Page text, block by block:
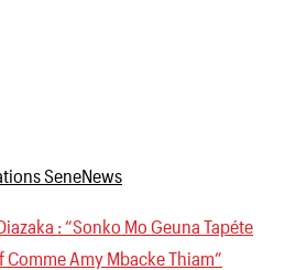
: “Sonko Mo Geuna Tapéte
Comme Amy Mbacke Thiam”